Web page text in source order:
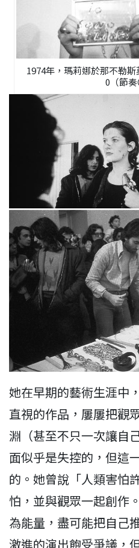
1974年，瑪莉娜於那不勒
0（節奏
她在早期的藝術生涯中
直視的作品，屢屢把觀
淵（甚至不只一次讓自
面似乎是失控的，但這
的。她曾說「人類害怕
怕，並與觀眾一起創作
為能量，盡可能把自己
激進的演出飽受爭議，